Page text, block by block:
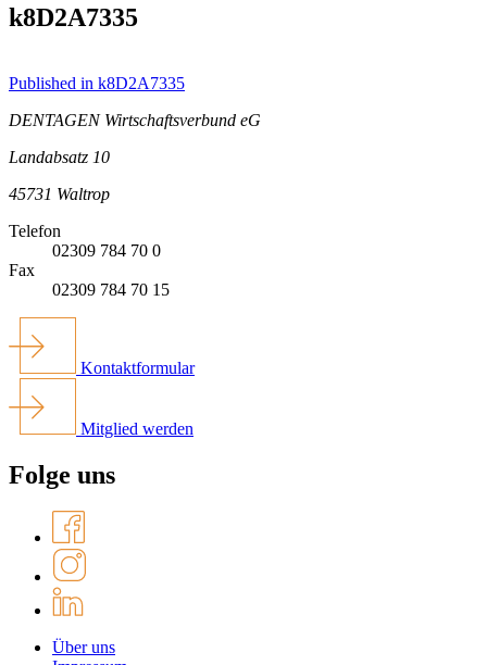
k8D2A7335
Beitragsnavigation
Published in k8D2A7335
DENTAGEN Wirtschaftsverbund eG
Landabsatz 10
45731 Waltrop
Telefon
02309 784 70 0
Fax
02309 784 70 15
Kontaktformular
Mitglied werden
Folge uns
Über uns